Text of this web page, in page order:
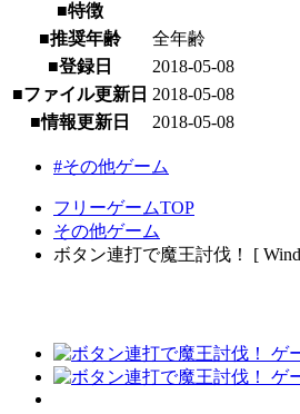
■特徴
■推奨年齢
全年齢
■登録日
2018-05-08
■ファイル更新日 2018-05-08
■情報更新日
2018-05-08
#その他ゲーム
フリーゲームTOP
その他ゲーム
ボタン連打で魔王討伐！ [